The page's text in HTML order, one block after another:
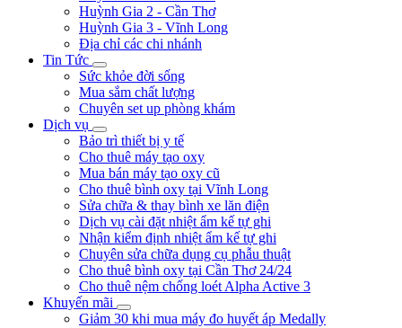
Huỳnh Gia 2 - Cần Thơ
Huỳnh Gia 3 - Vĩnh Long
Địa chỉ các chi nhánh
Tin Tức
Sức khỏe đời sống
Mua sắm chất lượng
Chuyên set up phòng khám
Dịch vụ
Bảo trì thiết bị y tế
Cho thuê máy tạo oxy
Mua bán máy tạo oxy cũ
Cho thuê bình oxy tại Vĩnh Long
Sửa chữa & thay bình xe lăn điện
Dịch vụ cài đặt nhiệt ẩm kế tự ghi
Nhận kiểm định nhiệt ẩm kế tự ghi
Chuyên sửa chữa dụng cụ phẫu thuật
Cho thuê bình oxy tại Cần Thơ 24/24
Cho thuê nệm chống loét Alpha Active 3
Khuyến mãi
Giảm 30 khi mua máy đo huyết áp Medally